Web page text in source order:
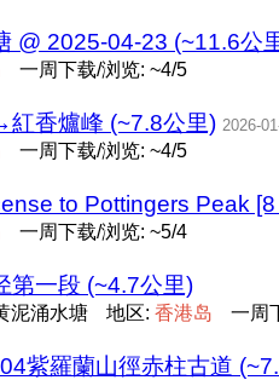
@ 2025-04-23 (~11.6公
一周下载/浏览: ~4/5
香爐峰 (~7.8公里) 2026-
一周下载/浏览: ~4/5
to Pottingers Peak
一周下载/浏览: ~5/4
第一段 (~4.7公里)
泥涌水塘 地区: 香港岛 一周
紫羅蘭山徑赤柱古道